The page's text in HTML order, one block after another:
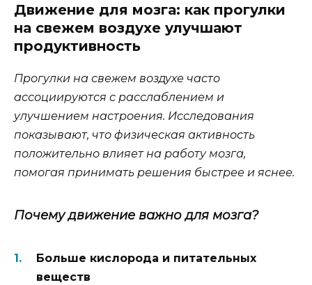
Движение для мозга: как прогулки
на свежем воздухе улучшают
продуктивность
Прогулки на свежем воздухе часто
ассоциируются с расслаблением и
улучшением настроения. Исследования
показывают, что физическая активность
положительно влияет на работу мозга,
помогая принимать решения быстрее и яснее.
Почему движение важно для мозга?
Больше кислорода и питательных
веществ